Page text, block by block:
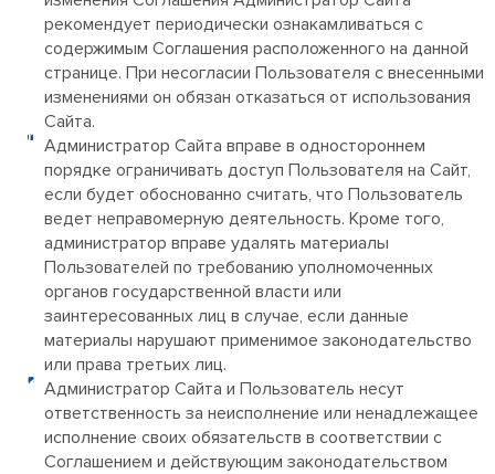
рекомендует периодически ознакамливаться с
содержимым Соглашения расположенного на данной
странице. При несогласии Пользователя с внесенными
изменениями он обязан отказаться от использования
Сайта.
Администратор Сайта вправе в одностороннем
порядке ограничивать доступ Пользователя на Сайт,
если будет обоснованно считать, что Пользователь
ведет неправомерную деятельность. Кроме того,
администратор вправе удалять материалы
Пользователей по требованию уполномоченных
органов государственной власти или
заинтересованных лиц в случае, если данные
материалы нарушают применимое законодательство
или права третьих лиц.
Администратор Сайта и Пользователь несут
ответственность за неисполнение или ненадлежащее
исполнение своих обязательств в соответствии с
Соглашением и действующим законодательством